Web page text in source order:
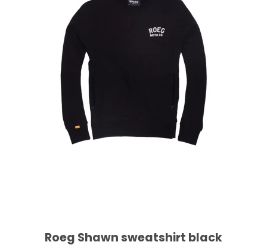
Roeg Shawn sweatshirt black